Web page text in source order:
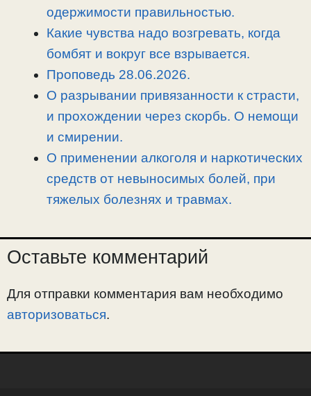
одержимости правильностью.
Какие чувства надо возгревать, когда
бомбят и вокруг все взрывается.
Проповедь 28.06.2026.
О разрывании привязанности к страсти,
и прохождении через скорбь. О немощи
и смирении.
О применении алкоголя и наркотических
средств от невыносимых болей, при
тяжелых болезнях и травмах.
Оставьте комментарий
Для отправки комментария вам необходимо
авторизоваться.